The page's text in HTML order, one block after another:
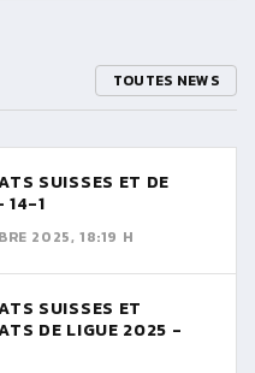
TOUTES NEWS
SUISSES ET DE
14-1
2025, 18:19 H
SUISSES ET
DE LIGUE 2025 -